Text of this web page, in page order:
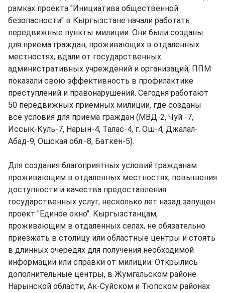
рамках проекта "Инициатива общественной
безопасности" в Кыргызстане начали работать
передвижные пункты милиции. Они были созданы
для приема граждан, проживающих в отдаленных
местностях, вдали от государственных
административных учреждений и организаций, ППМ
показали свою эффективность в профилактике
преступлений и правонарушений. Сегодня работают
50 передвижных приёмных милиции, где созданы
все условия для приема граждан (МВД-2, Чуй -7,
Иссык-Куль-7, Нарын-4, Талас-4, г. Ош-4, Джалал-
Абад-9, Ошская обл.-8, Баткен-5).
Для создания благоприятных условий гражданам
проживающим в отдаленных местностях, повышения
доступности и качества предоставления
государственных услуг, несколько лет назад запущен
проект "Единое окно". Кыргызстанцам,
проживающим в отдаленных селах, не обязательно
приезжать в столицу или областные центры и стоять
в длинных очередях для получения необходимой
информации или справки от милиции. Открылись
дополнительные центры, в Жумгальском районе
Нарынской области, Ак-Суйском и Тюпском районах